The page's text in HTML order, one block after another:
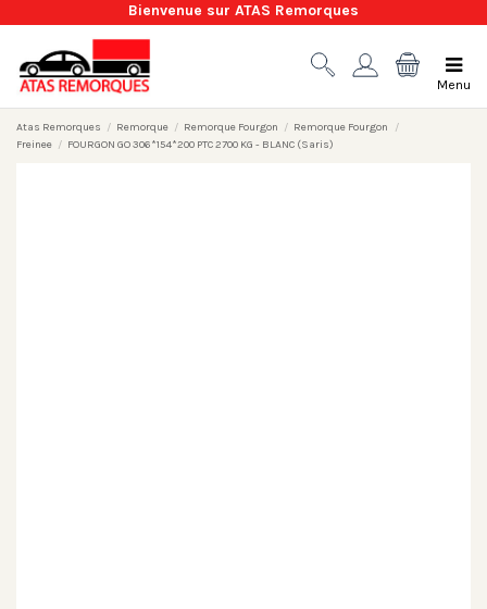
Bienvenue sur ATAS Remorques
Menu
Atas Remorques Remorque Remorque Fourgon
Remorque Fourgon
Freinee
FOURGON GO 306*154*200 PTC 2700 KG - BLANC (Saris)